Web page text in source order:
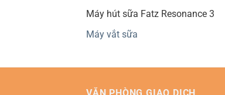
Máy hút sữa Fatz Resonance 3
Máy vắt sữa